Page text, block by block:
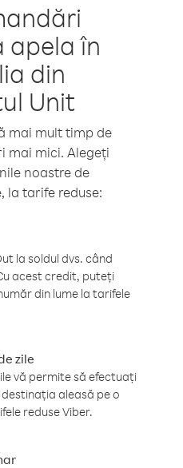
apela în
din
Unit
mai mult timp de
mai mici. Alegeți
noastre de
la tarife reduse:
la soldul dvs. când
acest credit, puteți
din lume la tarifele
zile
vă permite să efectuați
aleasă pe o
reduse Viber.